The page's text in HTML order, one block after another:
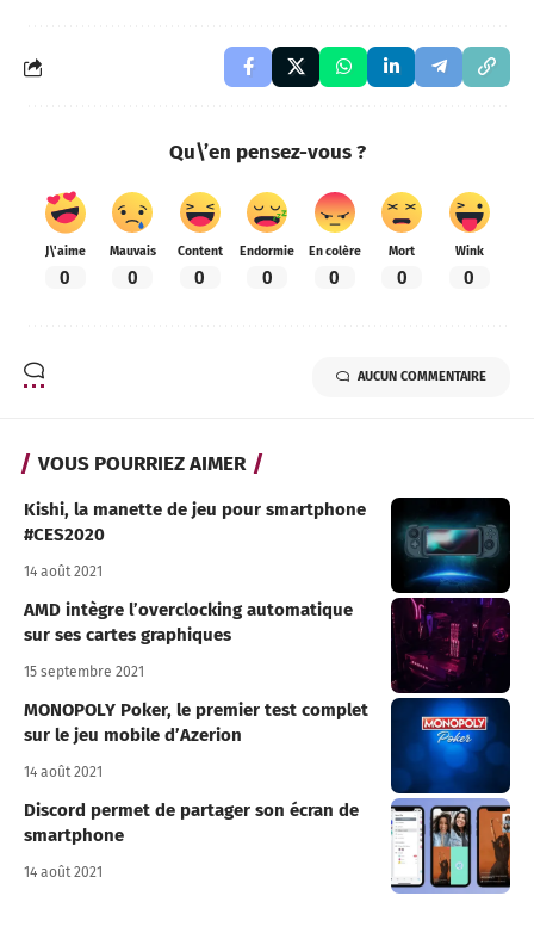
Qu\’en pensez-vous ?
J\'aime
0
Mauvais
0
Content
0
Endormie
0
En colère
0
Mort
0
Wink
0
AUCUN COMMENTAIRE
VOUS POURRIEZ AIMER
Kishi, la manette de jeu pour smartphone
#CES2020
14 août 2021
AMD intègre l’overclocking automatique
sur ses cartes graphiques
15 septembre 2021
MONOPOLY Poker, le premier test complet
sur le jeu mobile d’Azerion
14 août 2021
Discord permet de partager son écran de
smartphone
14 août 2021